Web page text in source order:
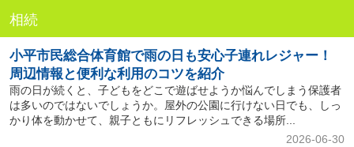
相続
小平市民総合体育館で雨の日も安心子連れレジャー！
周辺情報と便利な利用のコツを紹介
雨の日が続くと、子どもをどこで遊ばせようか悩んでしまう保護者
は多いのではないでしょうか。屋外の公園に行けない日でも、しっ
かり体を動かせて、親子ともにリフレッシュできる場所...
2026-06-30